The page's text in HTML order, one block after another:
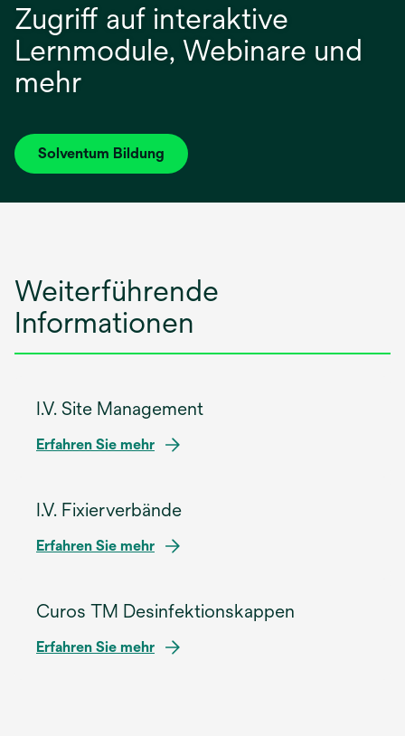
Zugriff auf interaktive
Lernmodule, Webinare und
mehr
Solventum Bildung
Weiterführende
Informationen
I.V. Site Management
Erfahren Sie mehrw
d
n
n
I.V. Fixierverbände
Erfahren Sie mehrw
d
n
Curos TM Desinfektionskappen
Erfahren Sie mehrw